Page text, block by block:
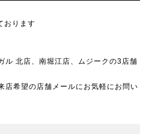
おります
ル 北店、南堀江店、ムジーク の3店舗
店希望の店舗メールにお気軽にお問い